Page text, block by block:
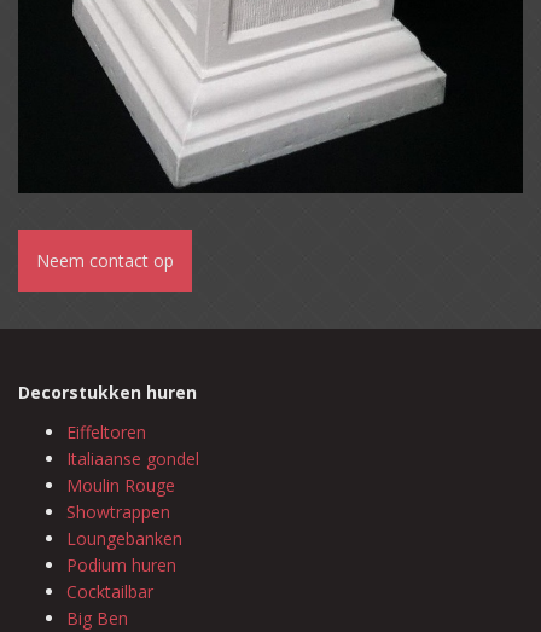
Neem contact op
Decorstukken huren
Eiffeltoren
Italiaanse gondel
Moulin Rouge
Showtrappen
Loungebanken
Podium huren
Cocktailbar
Big Ben